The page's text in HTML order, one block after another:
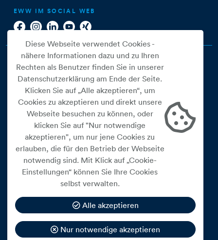
EWW IM SOCIAL WEB
Cookie Einstellungen
Datenschutz
Impressum
Widerrufsbelehrung
Medienfreiheitsgesetz
Barrierefreiheitserklärung
Hinweisgeberschutz
Mein Konto
Diese Webseite verwendet Cookies -
nähere Informationen dazu und zu Ihren
Rechten als Benutzer finden Sie in unserer
Datenschutzerklärung am Ende der Seite.
Klicken Sie auf „Alle akzeptieren“, um
Cookies zu akzeptieren und direkt unsere
Webseite besuchen zu können, oder
klicken Sie auf "Nur notwendige
akzeptieren", um nur jene Cookies zu
erlauben, die für den Betrieb der Webseite
notwendig sind. Mit Klick auf „Cookie-
Einstellungen“ können Sie Ihre Cookies
selbst verwalten.
Alle akzeptieren
Nur notwendige akzeptieren